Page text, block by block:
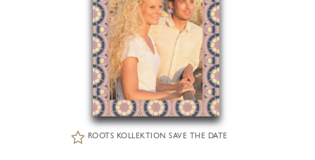
ROOTS KOLLEKTION SAVE THE DATE